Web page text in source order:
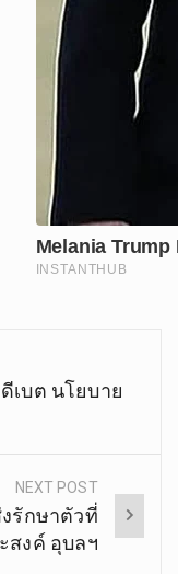
เบต นโยบาย
NEXT POST
งรักษาตัวที่
สงค์ อุบลฯ